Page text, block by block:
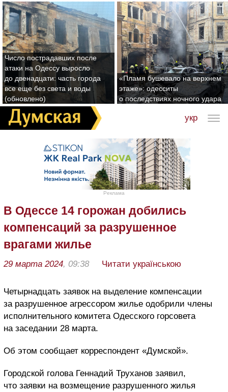
Число пострадавших после
атаки на Одессу выросло
до двенадцати: часть города
все еще без света и воды
(обновлено)
«Пламя бушевало на верхнем
этаже»: одесситы
о последствиях ночного удара
укр
Реклама
В Одессе 14 горожан добились
компенсаций за разрушенное
врагами жилье
29 марта 2024, 09:38 Читати українською
Четырнадцать заявок на выделение компенсации
за разрушенное агрессором жилье одобрили члены
исполнительного комитета Одесского горсовета
на заседании 28 марта.
Об этом сообщает корреспондент «Думской».
Городской голова Геннадий Труханов заявил,
что заявки на возмещение разрушенного жилья